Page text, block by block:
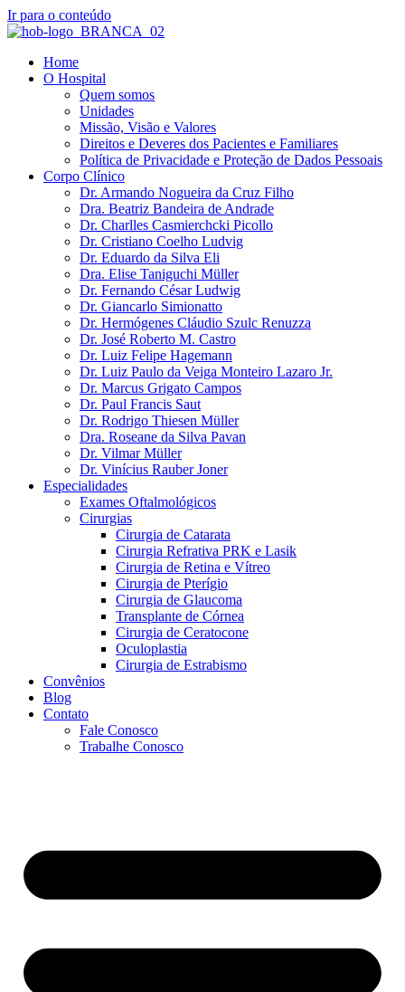
Ir para o conteúdo
Home
O Hospital
Quem somos
Unidades
Missão, Visão e Valores
Direitos e Deveres dos Pacientes e Familiares
Política de Privacidade e Proteção de Dados Pessoais
Corpo Clínico
Dr. Armando Nogueira da Cruz Filho
Dra. Beatriz Bandeira de Andrade
Dr. Charlles Casmierchcki Picollo
Dr. Cristiano Coelho Ludvig
Dr. Eduardo da Silva Eli
Dra. Elise Taniguchi Müller
Dr. Fernando César Ludwig
Dr. Giancarlo Simionatto
Dr. Hermógenes Cláudio Szulc Renuzza
Dr. José Roberto M. Castro
Dr. Luiz Felipe Hagemann
Dr. Luiz Paulo da Veiga Monteiro Lazaro Jr.
Dr. Marcus Grigato Campos
Dr. Paul Francis Saut
Dr. Rodrigo Thiesen Müller
Dra. Roseane da Silva Pavan
Dr. Vilmar Müller
Dr. Vinícius Rauber Joner
Especialidades
Exames Oftalmológicos
Cirurgias
Cirurgia de Catarata
Cirurgia Refrativa PRK e Lasik
Cirurgia de Retina e Vítreo
Cirurgia de Pterígio
Cirurgia de Glaucoma
Transplante de Córnea
Cirurgia de Ceratocone
Oculoplastia
Cirurgia de Estrabismo
Convênios
Blog
Contato
Fale Conosco
Trabalhe Conosco